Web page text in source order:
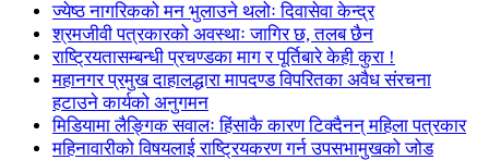
ज्येष्ठ नागरिकको मन भुलाउने थलोः दिवासेवा केन्द्र
श्रमजीवी पत्रकारको अवस्थाः जागिर छ, तलब छैन
राष्ट्रियतासम्बन्धी प्रचण्डका माग र पूर्तिबारे केही कुरा !
महानगर प्रमुख दाहालद्धारा मापदण्ड विपरितका अवैध संरचना
हटाउने कार्यको अनुगमन
मिडियामा लैङ्गिक सवालः हिंसाकै कारण टिक्दैनन् महिला पत्रकार
महिनावारीको विषयलाई राष्ट्रियकरण गर्न उपसभामुखको जोड